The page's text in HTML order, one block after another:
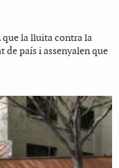
que la lluita contra la
de país i assenyalen que